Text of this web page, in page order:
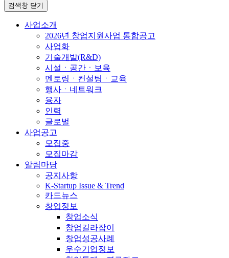
검색창 닫기
사업소개
2026년 창업지원사업 통합공고
사업화
기술개발(R&D)
시설ㆍ공간ㆍ보육
멘토링ㆍ컨설팅ㆍ교육
행사ㆍ네트워크
융자
인력
글로벌
사업공고
모집중
모집마감
알림마당
공지사항
K-Startup Issue & Trend
카드뉴스
창업정보
창업소식
창업길라잡이
창업성공사례
우수기업정보